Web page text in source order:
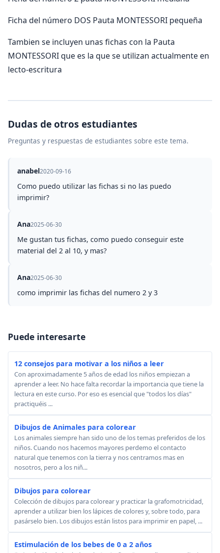
Ficha del número DOS Pauta MONTESSORI pequeña
Tambien se incluyen unas fichas con la Pauta
MONTESSORI que es la que se utilizan actualmente en
lecto-escritura
Dudas de otros estudiantes
Preguntas y respuestas de estudiantes sobre este tema.
anabel2020-09-16
Como puedo utilizar las fichas si no las puedo
imprimir?
Ana2025-06-30
Me gustan tus fichas, como puedo conseguir este
material del 2 al 10, y mas?
Ana2025-06-30
como imprimir las fichas del numero 2 y 3
Puede interesarte
12 consejos para motivar a los niños a leer
Con aproximadamente 5 años de edad los niños empiezan a
aprender a leer. No hace falta recordar la importancia que tiene la
lectura en este curso. Por eso es esencial que "todos los días"
practiquéis ...
Dibujos de Animales para colorear
Los animales siempre han sido uno de los temas preferidos de los
niños. Cuando nos hacemos mayores perdemo el contacto
natural que tenemos con la tierra y nos centramos mas en
nosotros, pero a los niñ...
Dibujos para colorear
Colección de dibujos para colorear y practicar la grafomotricidad,
aprender a utilizar bien los lápices de colores y, sobre todo, para
pasárselo bien. Los dibujos están listos para imprimir en papel, ...
Estimulación de los bebes de 0 a 2 años